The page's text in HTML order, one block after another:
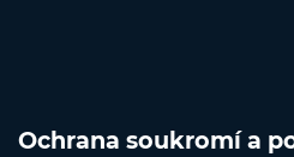
Ochrana soukromí a